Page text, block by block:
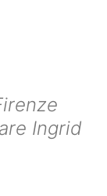
Ingrid